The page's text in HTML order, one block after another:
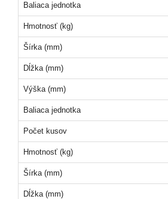
Baliaca jednotka
Hmotnosť (kg)
Šírka (mm)
Dĺžka (mm)
Výška (mm)
Baliaca jednotka
Počet kusov
Hmotnosť (kg)
Šírka (mm)
Dĺžka (mm)